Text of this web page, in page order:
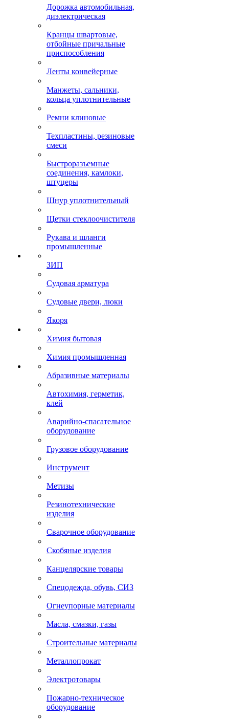
Дорожка автомобильная,
диэлектрическая
Кранцы швартовые,
отбойные причальные
приспособления
Ленты конвейерные
Манжеты, сальники,
кольца уплотнительные
Ремни клиновые
Техпластины, резиновые
смеси
Быстроразъемные
соединения, камлоки,
штуцеры
Шнур уплотнительный
Щетки стеклоочистителя
Рукава и шланги
промышленные
ЗИП
Судовая арматура
Судовые двери, люки
Якоря
Химия бытовая
Химия промышленная
Абразивные материалы
Автохимия, герметик,
клей
Аварийно-спасательное
оборудование
Грузовое оборудование
Инструмент
Метизы
Резинотехнические
изделия
Сварочное оборудование
Скобяные изделия
Канцелярские товары
Спецодежда, обувь, СИЗ
Огнеупорные материалы
Масла, смазки, газы
Строительные материалы
Металлопрокат
Электротовары
Пожарно-техническое
оборудование